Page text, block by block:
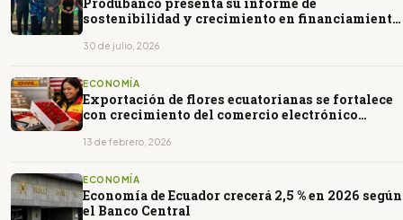
sostenibilidad y crecimiento en financiamiento
30 de julio, 2026
ECONOMÍA
Exportación de flores ecuatorianas se fortalece
con crecimiento del comercio electrónico
13 de febrero, 2026
ECONOMÍA
Economía de Ecuador crecerá 2,5 % en 2026 según
el Banco Central